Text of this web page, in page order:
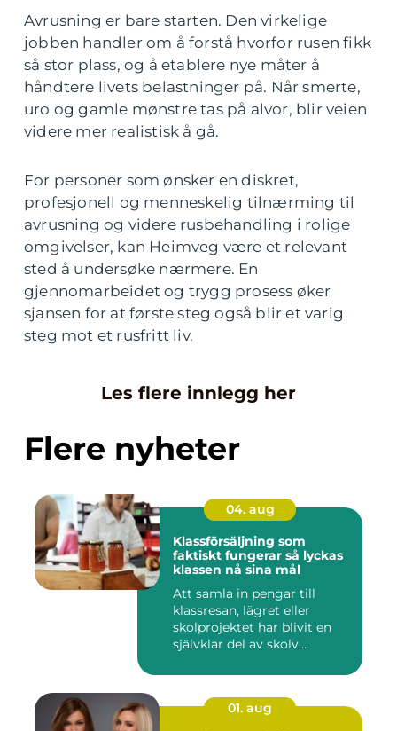
Avrusning er bare starten. Den virkelige
jobben handler om å forstå hvorfor rusen fikk
så stor plass, og å etablere nye måter å
håndtere livets belastninger på. Når smerte,
uro og gamle mønstre tas på alvor, blir veien
videre mer realistisk å gå.
For personer som ønsker en diskret,
profesjonell og menneskelig tilnærming til
avrusning og videre rusbehandling i rolige
omgivelser, kan Heimveg være et relevant
sted å undersøke nærmere. En
gjennomarbeidet og trygg prosess øker
sjansen for at første steg også blir et varig
steg mot et rusfritt liv.
Les flere innlegg her
Flere nyheter
04. aug
Klassförsäljning som
faktiskt fungerar så lyckas
klassen nå sina mål
Att samla in pengar till
klassresan, lägret eller
skolprojektet har blivit en
självklar del av skolv...
01. aug